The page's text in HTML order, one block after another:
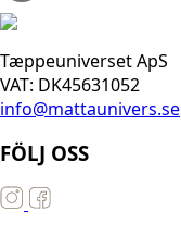
Tæppeuniverset ApS
VAT: DK45631052
info@mattaunivers.se
FÖLJ OSS